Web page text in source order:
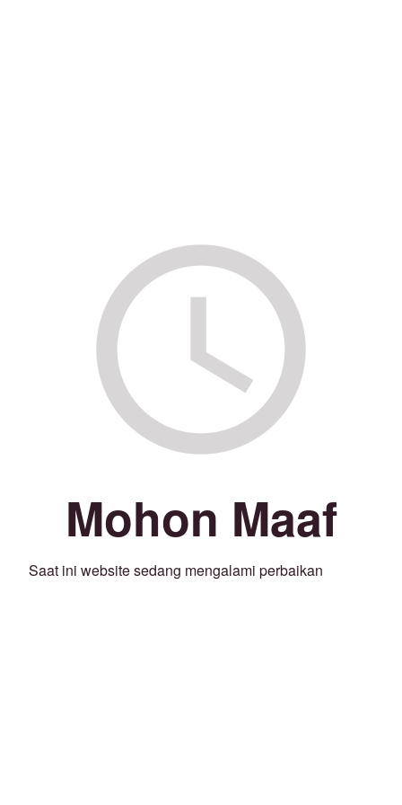
Mohon Maaf
Saat ini website sedang mengalami perbaikan